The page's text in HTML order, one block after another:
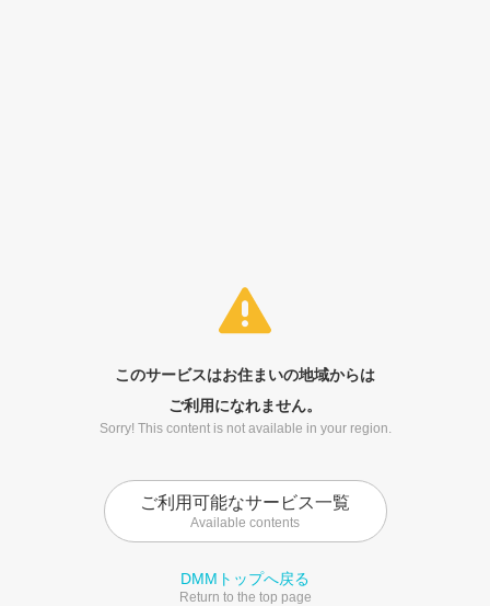
このサービスはお住まいの地域からは
ご利用になれません。
Sorry! This content is not available in your region.
ご利用可能なサービス一覧
Available contents
DMMトップへ戻る
Return to the top page